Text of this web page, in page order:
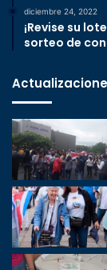
diciembre 24, 2022
¡Revise su
sorteo de